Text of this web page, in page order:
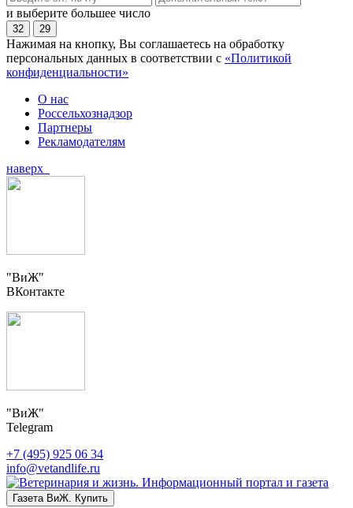
и выберите большее число
32 29
Нажимая на кнопку, Вы соглашаетесь на обработку
персональных данных в соответствии с «Политикой
конфиденциальности»
О нас
Россельхознадзор
Партнеры
Рекламодателям
наверх
"ВиЖ"
ВКонтакте
"ВиЖ"
Telegram
+7 (495) 925 06 34
info@vetandlife.ru
Газета ВиЖ. Купить